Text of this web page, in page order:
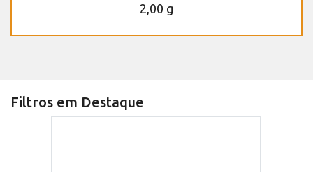
2,00 g
Filtros em Destaque